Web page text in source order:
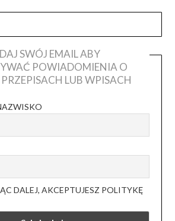
SWÓJ EMAIL ABY
POWIADOMIENIA O
LUB WPISACH
DALEJ, AKCEPTUJESZ POLITYKĘ